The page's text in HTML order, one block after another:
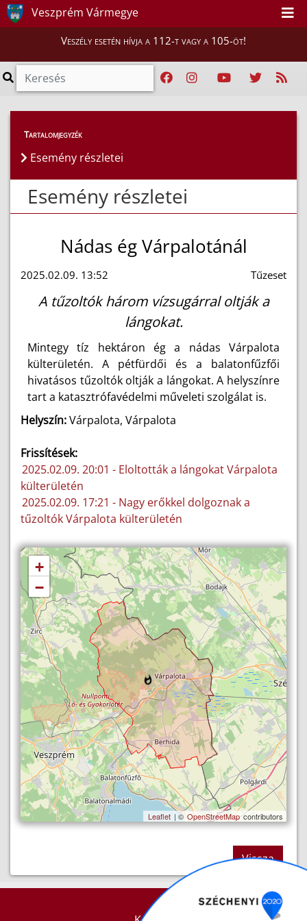
Veszprém Vármegye
Veszély esetén hívja a 112-t vagy a 105-öt!
Esemény részletei
Tartalomjegyzék
Esemény részletei
Esemény részletei
Nádas ég Várpalotánál
2025.02.09. 13:52 Tűzeset
A tűzoltók három vízsugárral oltják a
lángokat.
Mintegy tíz hektáron ég a nádas Várpalota
külterületén. A pétfürdői és a balatonfűzfői
hivatásos tűzoltók oltják a lángokat. A helyszínre
tart a katasztrófavédelmi műveleti szolgálat is.
Helyszín:Várpalota, Várpalota
Frissítések:
2025.02.09. 20:01 - Eloltották a lángokat Várpalota
külterületén
2025.02.09. 17:21 - Nagy erőkkel dolgoznak a
tűzoltók Várpalota külterületén
+
−
Leaflet | ©OpenStreetMapcontributors
Vissza